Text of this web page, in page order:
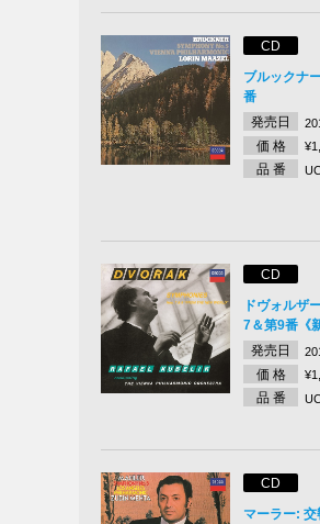
CD
ブルックナ
番
発売日
価 格
品 番
CD
ドヴォルザ
7＆第9番《
発売日
価 格
品 番
CD
マーラー: